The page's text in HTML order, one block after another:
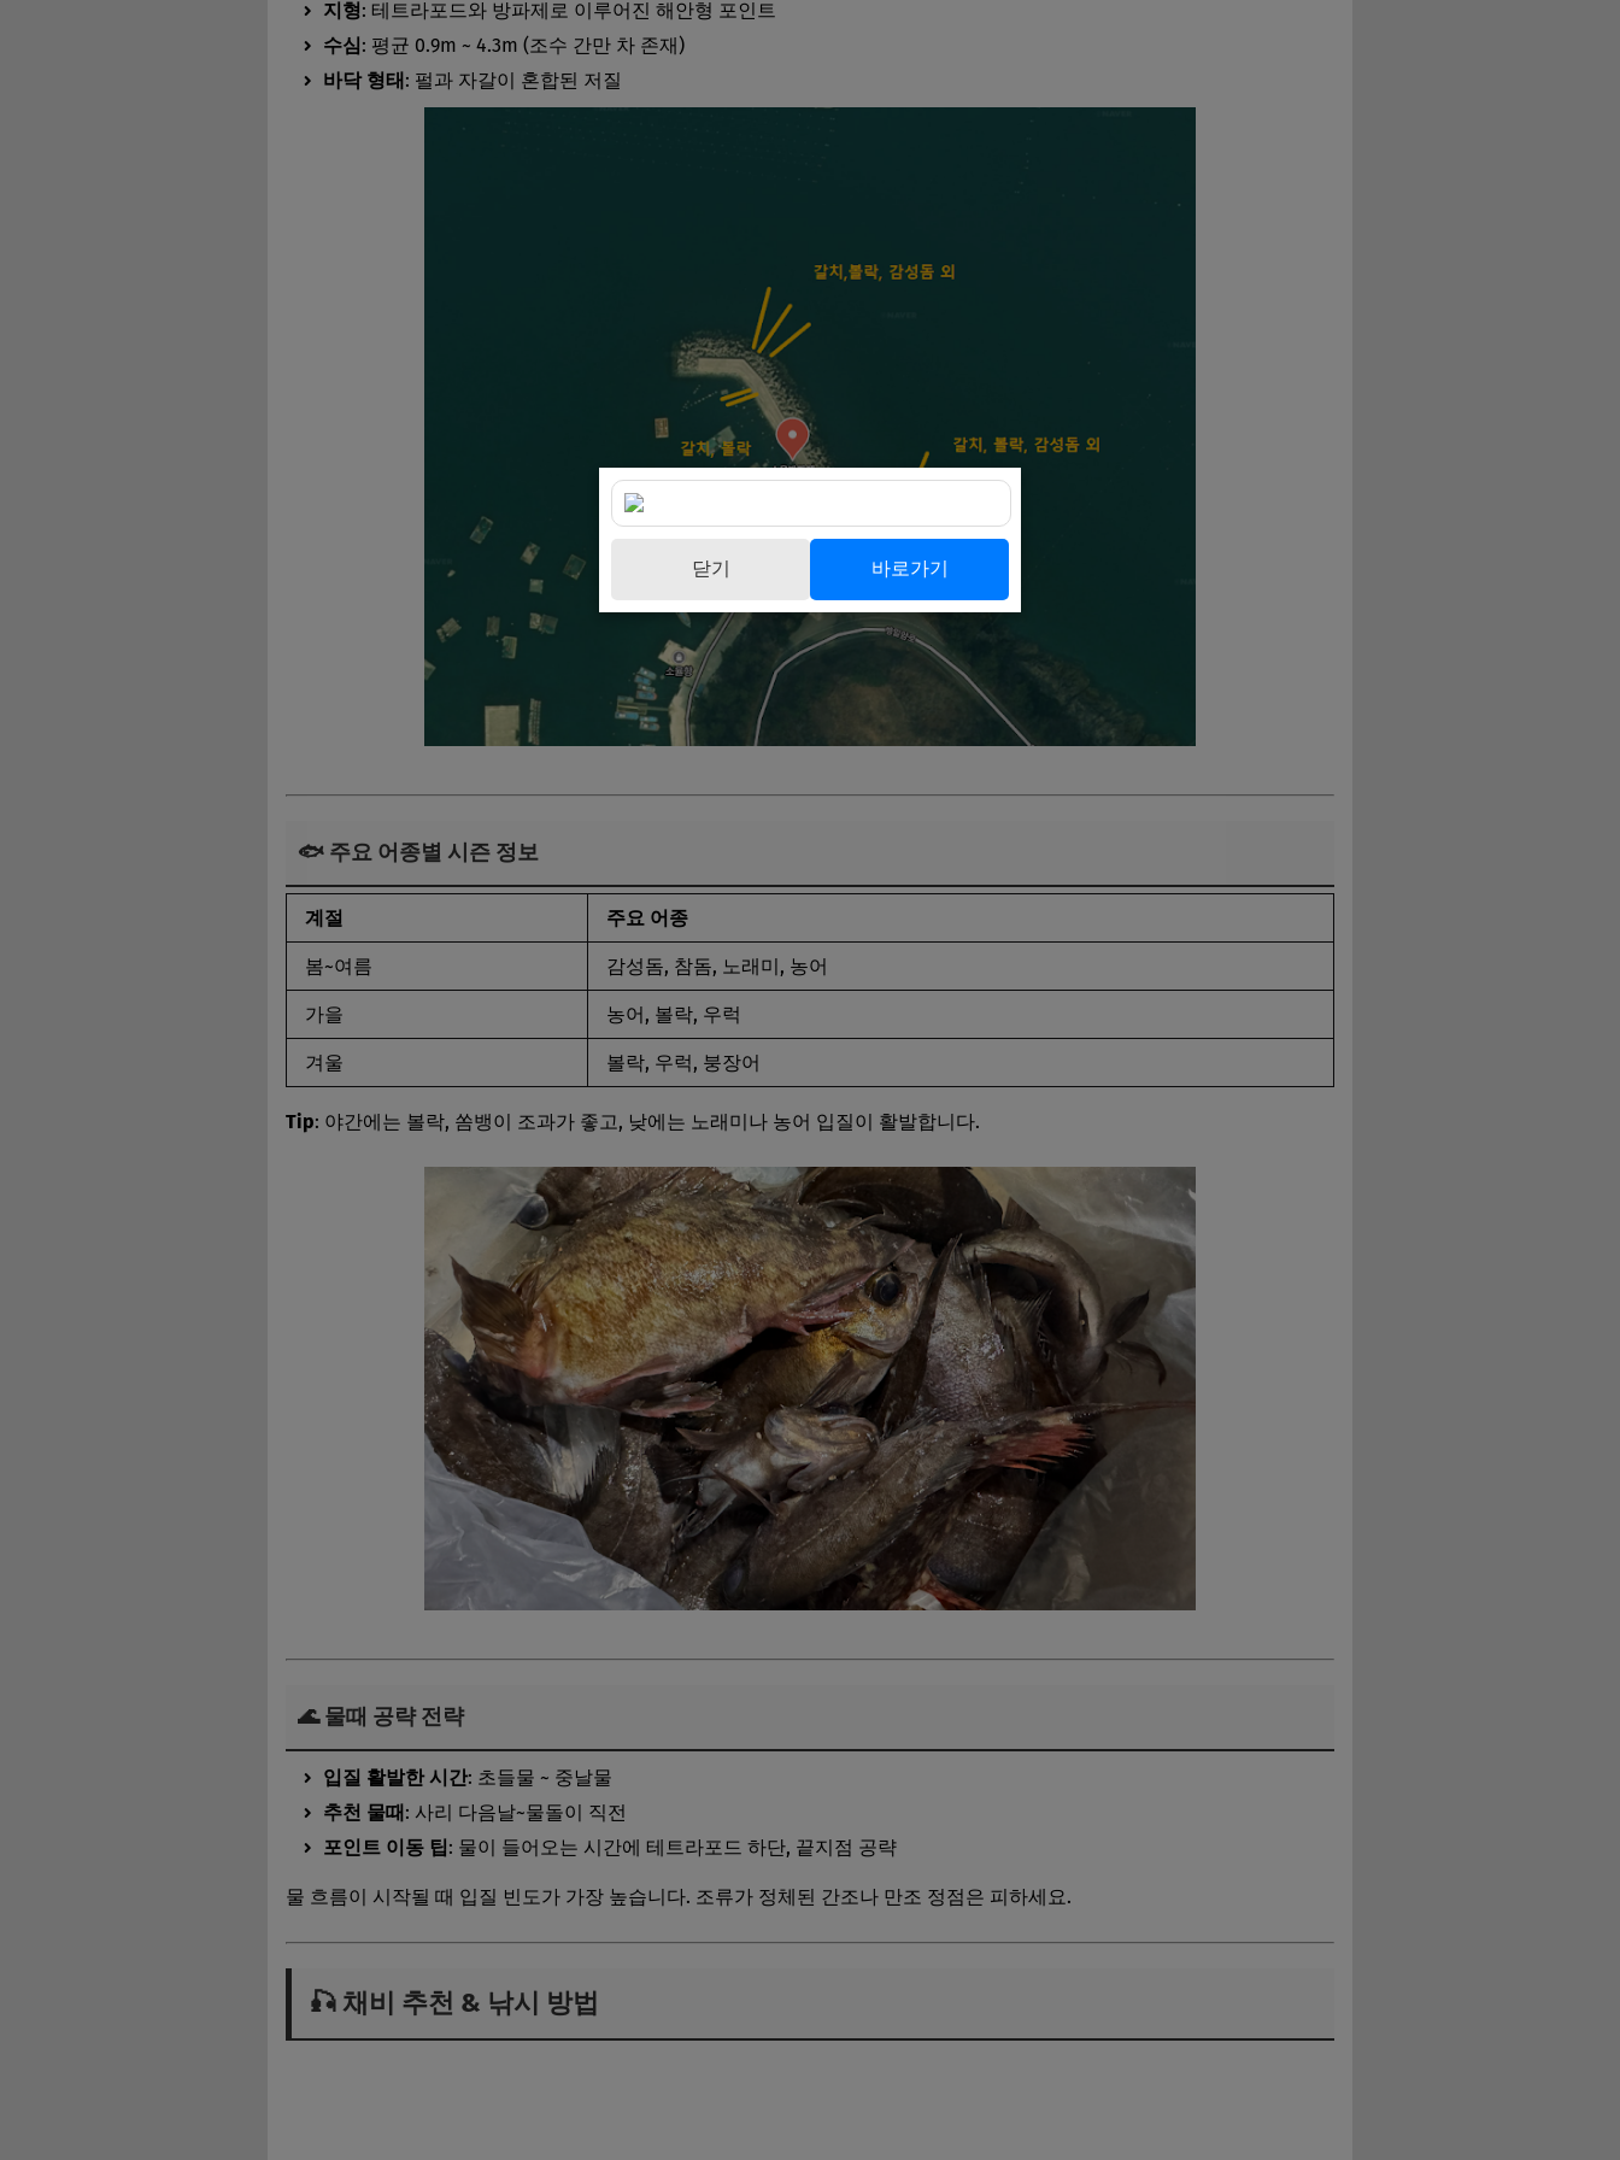
지형: 테트라포드와 방파제로 이루어진 해안형 포인트
수심: 평균 0.9m ~ 4.3m (조수 간만 차 존재)
바닥 형태: 펄과 자갈이 혼합된 저질
🐟 주요 어종별 시즌 정보
계절 주요 어종
봄~여름 감성돔, 참돔, 노래미, 농어
가을 농어, 볼락, 우럭
겨울 볼락, 우럭, 붕장어
Tip: 야간에는 볼락, 쏨뱅이 조과가 좋고, 낮에는 노래미나 농어 입질이 활발합니다.
🌊 물때 공략 전략
입질 활발한 시간: 초들물 ~ 중날물
추천 물때 : 사리 다음날~물돌이 직전
포인트 이동 팁 : 물이 들어오는 시간에 테트라포드 하단, 끝지점 공략
물 흐름이 시작될 때 입질 빈도가 가장 높습니다. 조류가 정체된 간조나 만조 정점은 피하세요.
🎣 채비 추천 & 낚시 방법
닫기 바로가기